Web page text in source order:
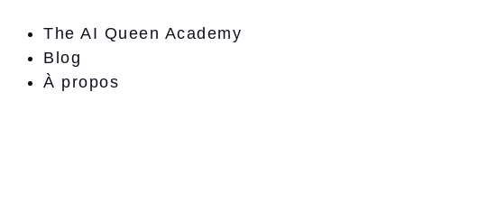
contenu
The AI Queen Academy
Blog
À propos